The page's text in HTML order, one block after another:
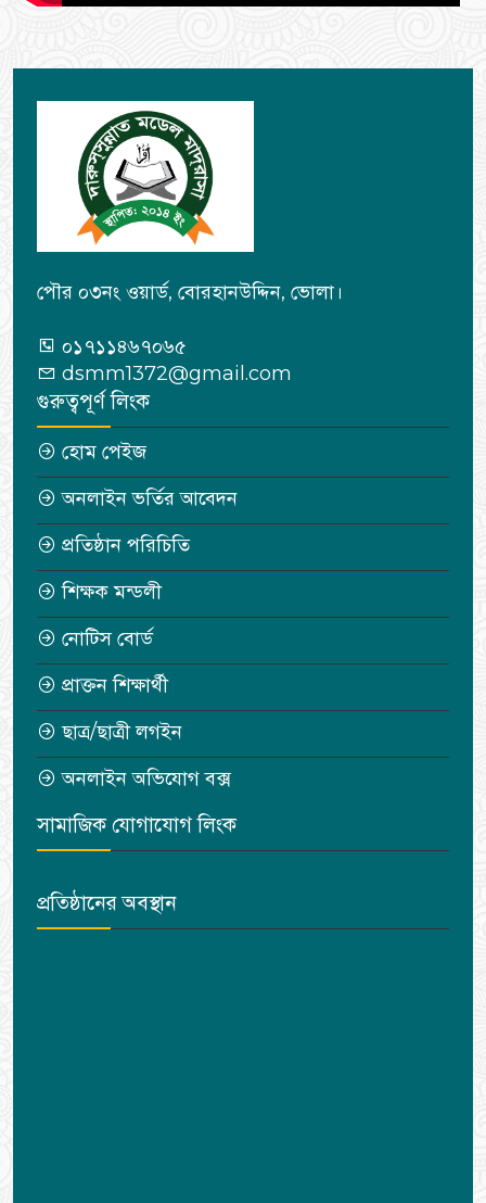
পৌর ০৩নং ওয়ার্ড, বোরহানউদ্দিন, ভোলা।
০১৭১১৪৬৭০৬৫
dsmm1372@gmail.com
গুরুত্বপূর্ণ লিংক
হোম পেইজ
অনলাইন ভর্তির আবেদন
প্রতিষ্ঠান পরিচিতি
শিক্ষক মন্ডলী
নোটিস বোর্ড
প্রাক্তন শিক্ষার্থী
ছাত্র/ছাত্রী লগইন
অনলাইন অভিযোগ বক্স
সামাজিক যোগাযোগ লিংক
প্রতিষ্ঠানের অবস্থান